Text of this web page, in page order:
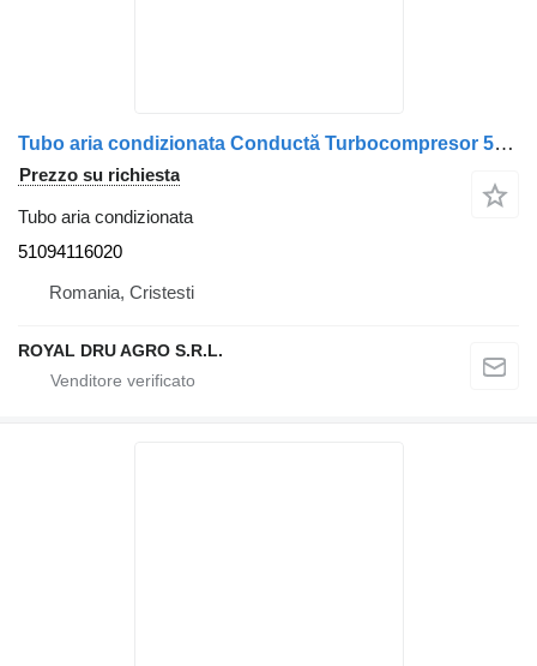
Tubo aria condizionata Conductă Turbocompresor 51094116020 per camion MAN / 5109411-6020
Prezzo su richiesta
Tubo aria condizionata
51094116020
Romania, Cristesti
ROYAL DRU AGRO S.R.L.